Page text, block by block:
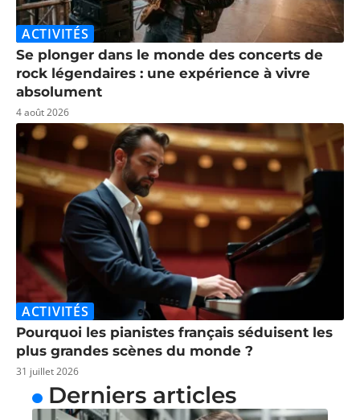
ACTIVITÉS
Se plonger dans le monde des concerts de
rock légendaires : une expérience à vivre
absolument
4 août 2026
ACTIVITÉS
Pourquoi les pianistes français séduisent les
plus grandes scènes du monde ?
31 juillet 2026
Derniers articles